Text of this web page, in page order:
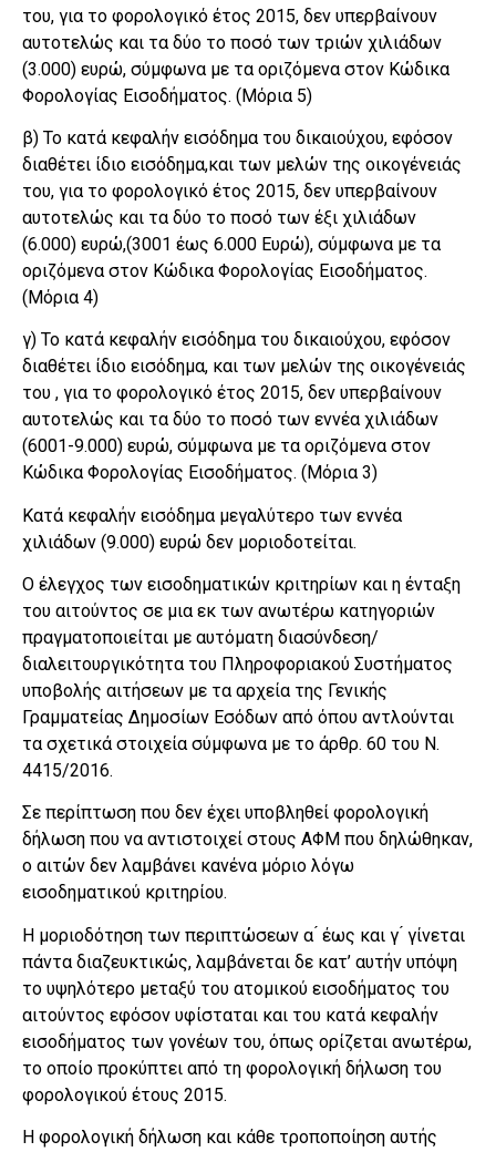
του, για το φορολογικό έτος 2015, δεν υπερβαίνουν
αυτοτελώς και τα δύο το ποσό των τριών χιλιάδων
(3.000) ευρώ, σύμφωνα με τα οριζόμενα στον Κώδικα
Φορολογίας Εισοδήματος. (Μόρια 5)
β) Το κατά κεφαλήν εισόδημα του δικαιούχου, εφόσον
διαθέτει ίδιο εισόδημα,και των μελών της οικογένειάς
του, για το φορολογικό έτος 2015, δεν υπερβαίνουν
αυτοτελώς και τα δύο το ποσό των έξι χιλιάδων
(6.000) ευρώ,(3001 έως 6.000 Ευρώ), σύμφωνα με τα
οριζόμενα στον Κώδικα Φορολογίας Εισοδήματος.
(Μόρια 4)
γ) Το κατά κεφαλήν εισόδημα του δικαιούχου, εφόσον
διαθέτει ίδιο εισόδημα, και των μελών της οικογένειάς
του , για το φορολογικό έτος 2015, δεν υπερβαίνουν
αυτοτελώς και τα δύο το ποσό των εννέα χιλιάδων
(6001-9.000) ευρώ, σύμφωνα με τα οριζόμενα στον
Κώδικα Φορολογίας Εισοδήματος. (Μόρια 3)
Κατά κεφαλήν εισόδημα μεγαλύτερο των εννέα
χιλιάδων (9.000) ευρώ δεν μοριοδοτείται.
Ο έλεγχος των εισοδηματικών κριτηρίων και η ένταξη
του αιτούντος σε μια εκ των ανωτέρω κατηγοριών
πραγματοποιείται με αυτόματη διασύνδεση/
διαλειτουργικότητα του Πληροφοριακού Συστήματος
υποβολής αιτήσεων με τα αρχεία της Γενικής
Γραμματείας Δημοσίων Εσόδων από όπου αντλούνται
τα σχετικά στοιχεία σύμφωνα με το άρθρ. 60 του Ν.
4415/2016.
Σε περίπτωση που δεν έχει υποβληθεί φορολογική
δήλωση που να αντιστοιχεί στους ΑΦΜ που δηλώθηκαν,
ο αιτών δεν λαμβάνει κανένα μόριο λόγω
εισοδηματικού κριτηρίου.
Η μοριοδότηση των περιπτώσεων α ́ έως και γ ́ γίνεται
πάντα διαζευκτικώς, λαμβάνεται δε κατ’ αυτήν υπόψη
το υψηλότερο μεταξύ του ατομικού εισοδήματος του
αιτούντος εφόσον υφίσταται και του κατά κεφαλήν
εισοδήματος των γονέων του, όπως ορίζεται ανωτέρω,
το οποίο προκύπτει από τη φορολογική δήλωση του
φορολογικού έτους 2015.
Η φορολογική δήλωση και κάθε τροποποίηση αυτής